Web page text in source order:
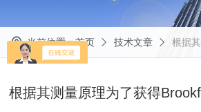
当前位置：首页 技术文章 根据其测量原理为
根据其测量原理为了获得